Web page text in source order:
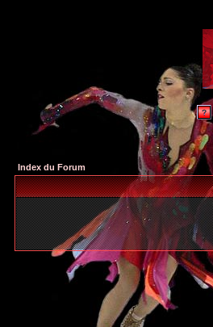
Index du Forum